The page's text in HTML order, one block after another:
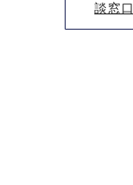
談窓口